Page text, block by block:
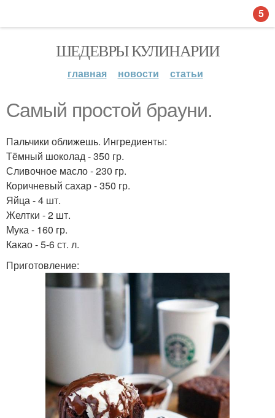
ШЕДЕВРЫ КУЛИНАРИИ
главная новости статьи
Самый простой брауни.
Пальчики оближешь. Ингредиенты:
Тёмный шоколад - 350 гр.
Сливочное масло - 230 гр.
Коричневый сахар - 350 гр.
Яйца - 4 шт.
Желтки - 2 шт.
Мука - 160 гр.
Какао - 5-6 ст. л.
Приготовление:
5